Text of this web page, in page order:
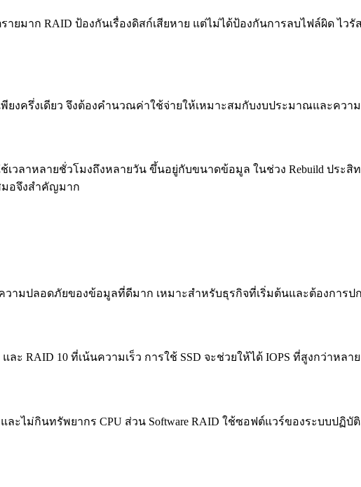
ายมาก RAID ป้องกันเรื่องดิสก์เสียหาย แต่ไม่ได้ป้องกันการลบไฟล์ผิด ไ
ยงครึ่งเดียว จึงต้องคำนวณค่าใช้จ่ายให้เหมาะสมกับงบประมาณและควา
ช้เวลาหลายชั่วโมงถึงหลายวัน ขึ้นอยู่กับขนาดข้อมูล ในช่วง Rebuild ประ
มอจึงสำคัญมาก
ความปลอดภัยของข้อมูลที่ดีมาก เหมาะสำหรับธุรกิจที่เริ่มต้นและต้องการ
RAID 10 ที่เน้นความเร็ว การใช้ SSD จะช่วยให้ได้ IOPS ที่สูงกว่าหลาย
ละไม่กินทรัพยากร CPU ส่วน Software RAID ใช้ซอฟต์แวร์ของระบบปฏิ